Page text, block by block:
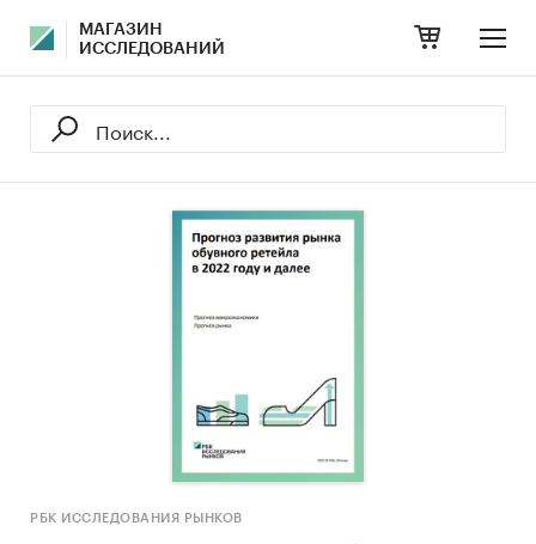
МАГАЗИН
ИССЛЕДОВАНИЙ
РБК ИССЛЕДОВАНИЯ РЫНКОВ